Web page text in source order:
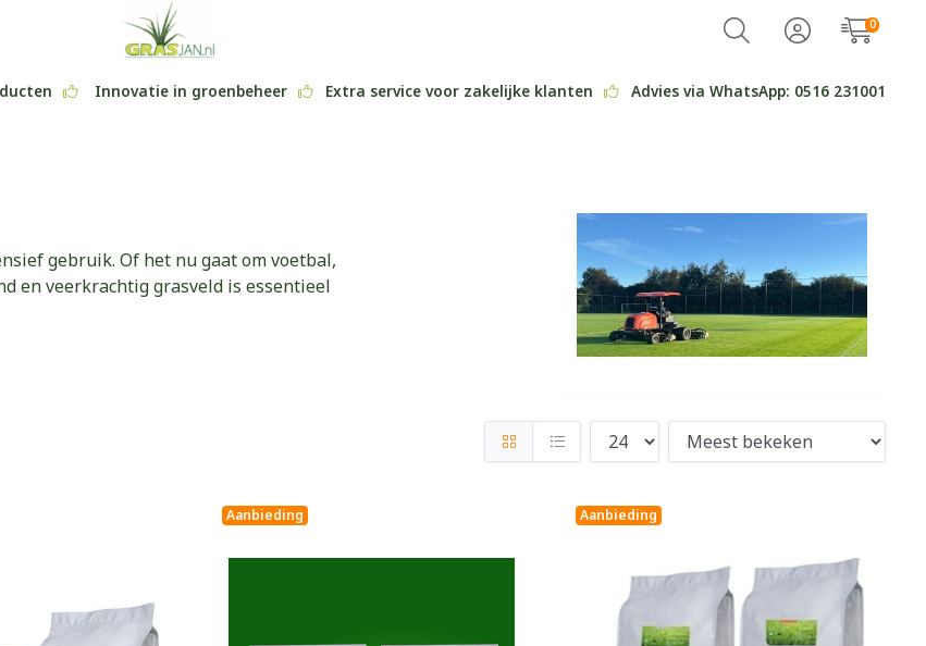
0
Innovatie in groenbeheer Extra service voor zakelijke klanten Advies via WhatsApp: 0516 231001
gebruik. Of het nu gaat om voetbal,
en veerkrachtig grasveld is essentieel
Aanbieding Aanbieding